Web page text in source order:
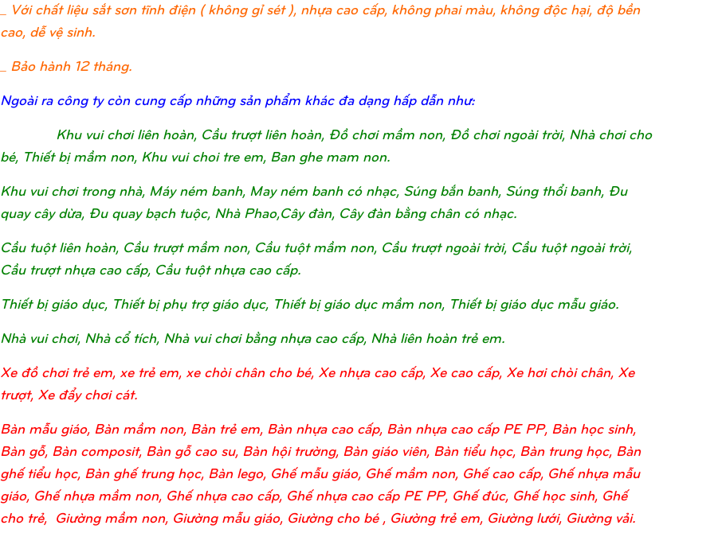
_ Với chất liệu sắt sơn tĩnh điện ( không gỉ sét ), nhựa cao cấp, không phai màu, không độc hại, độ bền
cao, dễ vệ sinh.
_ Bảo hành 12 tháng.
Ngoài ra công ty còn cung cấp những sản phẩm khác đa dạng hấp dẫn như:
Khu vui chơi liên hoàn, Cầu trượt liên hoàn, Đồ chơi mầm non, Đồ chơi ngoài trời, Nhà chơi cho
bé, Thiết bị mầm non, Khu vui choi tre em, Ban ghe mam non.
Khu vui chơi trong nhà, Máy ném banh, May ném banh có nhạc, Súng bắn banh, Súng thổi banh, Đu
quay cây dừa, Đu quay bạch tuộc, Nhà Phao,Cây đàn, Cây đàn bằng chân có nhạc.
Cầu tuột liên hoàn, Cầu trượt mầm non, Cầu tuột mầm non, Cầu trượt ngoài trời, Cầu tuột ngoài trời,
Cầu trượt nhựa cao cấp, Cầu tuột nhựa cao cấp.
Thiết bị giáo dục, Thiết bị phụ trợ giáo dục, Thiết bị giáo dục mầm non, Thiết bị giáo dục mẫu giáo.
Nhà vui chơi, Nhà cổ tích, Nhà vui chơi bằng nhựa cao cấp, Nhà liên hoàn trẻ em.
Xe đồ chơi trẻ em, xe trẻ em, xe chòi chân cho bé, Xe nhựa cao cấp, Xe cao cấp, Xe hơi chòi chân, Xe
trượt, Xe đẩy chơi cát.
Bàn mẫu giáo, Bàn mầm non, Bàn trẻ em, Bàn nhựa cao cấp, Bàn nhựa cao cấp PE PP, Bàn học sinh,
Bàn gỗ, Bàn composit, Bàn gỗ cao su, Bàn hội trường, Bàn giáo viên, Bàn tiểu học, Bàn trung học, Bàn
ghế tiểu học, Bàn ghế trung học, Bàn lego, Ghế mẫu giáo, Ghế mầm non, Ghế cao cấp, Ghế nhựa mẫu
giáo, Ghế nhựa mầm non, Ghế nhựa cao cấp, Ghế nhựa cao cấp PE PP, Ghế đúc, Ghế học sinh, Ghế
cho trẻ, Giường mầm non, Giường mẫu giáo, Giường cho bé , Giường trẻ em, Giường lưới, Giường vải.